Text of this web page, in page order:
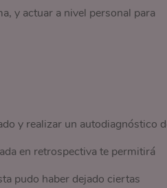
y actuar a nivel personal para
y realizar un autodiagnóstico
en retrospectiva te permitirá
pudo haber dejado ciertas